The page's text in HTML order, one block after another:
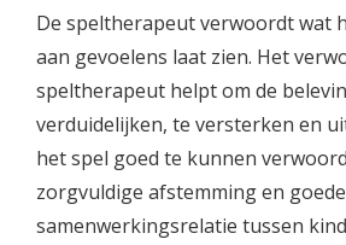
De speltherapeut verwoordt wat
aan gevoelens laat zien. Het
speltherapeut helpt om de
verduidelijken, te versterken en
het spel goed te kunnen
zorgvuldige afstemming en goede
samenwerkingsrelatie tussen